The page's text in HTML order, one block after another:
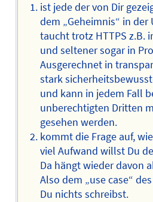
ist jede der von Dir
dem „Geheimnis“ in
taucht trotz HTTPS z.B.
und seltener sogar in
Ausgerechnet in
stark
und kann in jedem Fall
unberechtigten Dritten
gesehen werden.
kommt die Frage auf,
viel Aufwand willst Du
Da hängt wieder davon
Also dem „use case“
Du nichts schreibst.